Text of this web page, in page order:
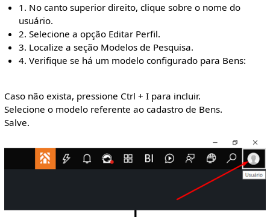
1. No canto superior direito, clique sobre o nome do
usuário.
2. Selecione a opção Editar Perfil.
3. Localize a seção Modelos de Pesquisa.
4. Verifique se há um modelo configurado para Bens:
Caso não exista, pressione Ctrl + I para incluir.
Selecione o modelo referente ao cadastro de Bens.
Salve.